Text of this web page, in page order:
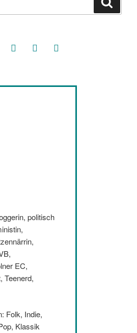
instagramthreads goodreads
politisch
EC,
Teenerd,
Folk, Indie,
Klassik